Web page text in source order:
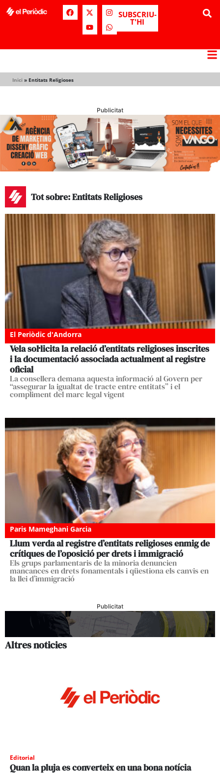
SUBSCRIU-
T'HI
Inici » Entitats Religioses
Publicitat
Tot sobre: Entitats Religioses
El Periòdic d'Andorra
Vela sol·licita la relació d’entitats religioses inscrites
i la documentació associada actualment al registre
oficial
La consellera demana aquesta informació al Govern per
“assegurar la igualtat de tracte entre entitats” i el
compliment del marc legal vigent
Paris Mameghani Garcia
Llum verda al registre d’entitats religioses enmig de
crítiques de l’oposició per drets i immigració
Els grups parlamentaris de la minoria denuncien
mancances en drets fonamentals i qüestiona els canvis en
la llei d’immigració
Publicitat
Altres noticies
Editorial
Quan la pluja es converteix en una bona notícia